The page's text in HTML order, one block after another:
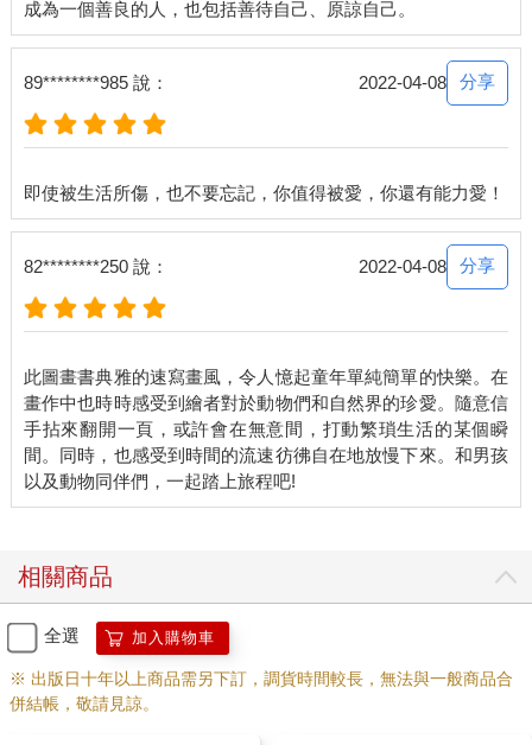
89********985 說： 2022-04-08 分享
82********250 說： 2022-04-08 分享
此圖畫書典雅的速寫畫風，令人憶起童年單純簡單的快樂。在
畫作中也時時感受到繪者對於動物們和自然界的珍愛。隨意信
手拈來翻開一頁，或許會在無意間，打動繁瑣生活的某個瞬
間。同時，也感受到時間的流速彷彿自在地放慢下來。和男孩
相關商品
全選 加入購物車
※ 出版日十年以上商品需另下訂，調貨時間較長，無法與一般商品合
併結帳，敬請見諒。